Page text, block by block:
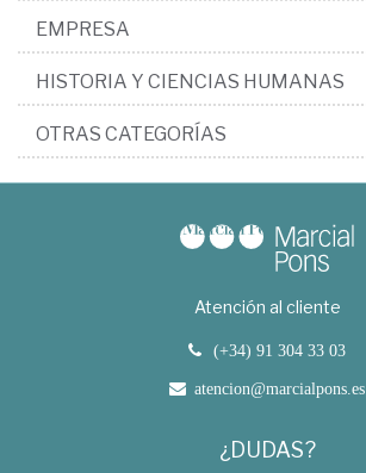
EMPRESA
HISTORIA Y CIENCIAS HUMANAS
OTRAS CATEGORÍAS
Atención al cliente
(+34) 91 304 33 03
atencion@marcialpons.es
¿DUDAS?